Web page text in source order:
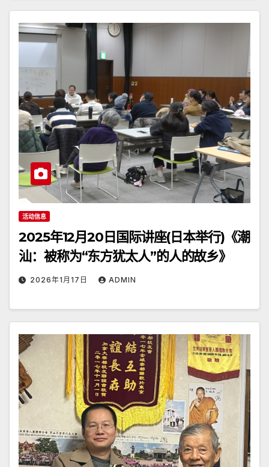
活动信息
2025年12月20日国际讲座(日本举行)《潮
汕：被称为“东方犹太人”的人的故乡》
2026年1月17日 ADMIN